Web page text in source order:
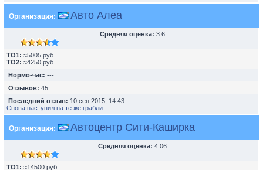
Организация: Авто Алеа
Средняя оценка: 3.6
TO1: ≈5005 руб.
TO2: ≈4250 руб.
Нормо-час: ---
Отзывов: 45
Последний отзыв: 10 сен 2015, 14:43
Снова наступил на те же грабли
Организация: Автоцентр Сити-Каширка
Средняя оценка: 4.06
TO1: ≈14500 руб.